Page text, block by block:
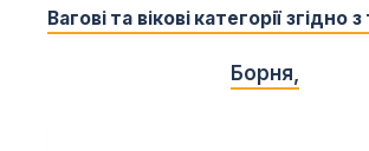
Вагові та вікові категорії згідно
Борня,